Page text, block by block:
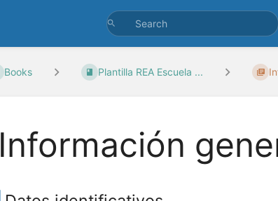
Books Plantilla REA Escuela ...
Información